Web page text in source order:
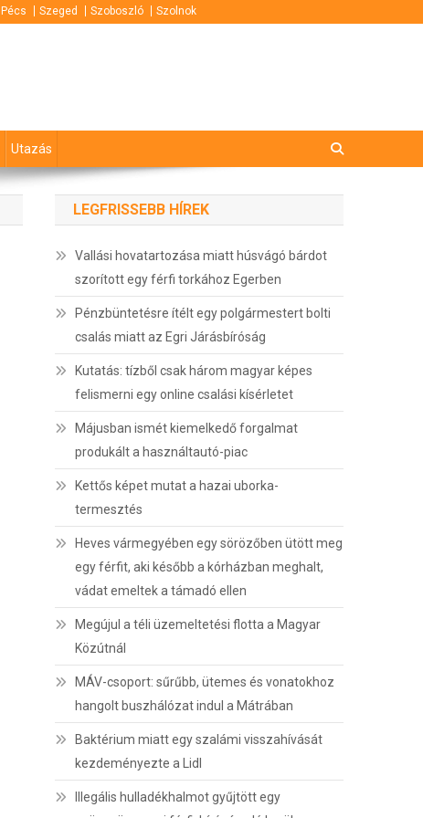
Pécs Szeged Szoboszló Szolnok
Utazás
LEGFRISSEBB HÍREK
Vallási hovatartozása miatt húsvágó bárdot
szorított egy férfi torkához Egerben
Pénzbüntetésre ítélt egy polgármestert bolti
csalás miatt az Egri Járásbíróság
Kutatás: tízből csak három magyar képes
felismerni egy online csalási kísérletet
Májusban ismét kiemelkedő forgalmat
produkált a használtautó-piac
Kettős képet mutat a hazai uborka-
termesztés
Heves vármegyében egy sörözőben ütött meg
egy férfit, aki később a kórházban meghalt,
vádat emeltek a támadó ellen
Megújul a téli üzemeltetési flotta a Magyar
Közútnál
MÁV-csoport: sűrűbb, ütemes és vonatokhoz
hangolt buszhálózat indul a Mátrában
Baktérium miatt egy szalámi visszahívását
kezdeményezte a Lidl
Illegális hulladékhalmot gyűjtött egy